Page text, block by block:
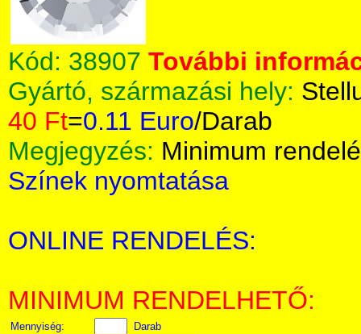
Kód: 38907 További
Gyártó, származási hely:
40 Ft=0.11 Euro/Darab
Megjegyzés: Minimum
Színek nyomtatása
ONLINE RENDELÉS:
MINIMUM RENDELHETŐ:
Mennyiség:
Darab